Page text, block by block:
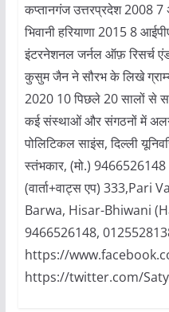
कप्तानगंज उत्तरप्रदेश 2008 7
भिवानी हरियाणा 2015 8
इंटरनेशनल जर्नल ऑफ़ रिसर्च
कुसुम जैन ने सौरभ के लिखे
2020 10 पिछले 20 सालों से
कई संस्थाओं और संगठनों में
पोलिटिकल साइंस, दिल्ली
स्तंभकार, (मो.) 9466526148
(वार्ता+वाट्स एप)
Barwa, Hisar-Bhiwani
9466526148,
https://
https://twitter.com/